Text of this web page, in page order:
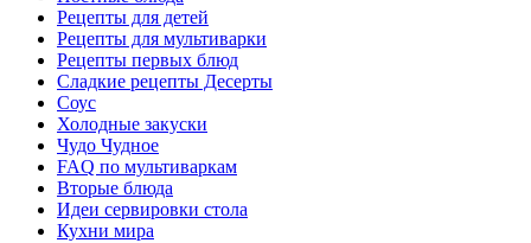
Рецепты для детей
Рецепты для мультиварки
Рецепты первых блюд
Сладкие рецепты Десерты
Соус
Холодные закуски
Чудо Чудное
FAQ по мультиваркам
Вторые блюда
Идеи сервировки стола
Кухни мира